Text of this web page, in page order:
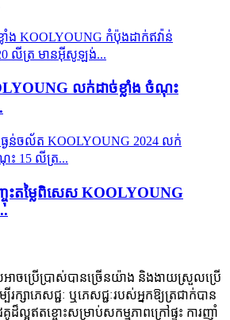
លក់ដាច់ខ្លាំង ចំណុះ
ះតម្លៃពិសេស KOOLYOUNG
ាចប្រើប្រាស់បានច្រើនយ៉ាង និងងាយស្រួលប្រើ
រក្សាភេសជ្ជៈ ឬភេសជ្ជៈរបស់អ្នកឱ្យត្រជាក់បាន
គូដ៏ល្អឥតខ្ចោះសម្រាប់សកម្មភាពក្រៅផ្ទះ ការញ៉ាំ